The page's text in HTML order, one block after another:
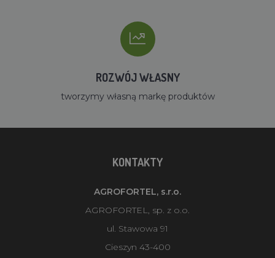
ROZWÓJ WŁASNY
tworzymy własną markę produktów
KONTAKTY
AGROFORTEL, s.r.o.
AGROFORTEL, sp. z o.o.
ul. Stawowa 91
Cieszyn 43-400